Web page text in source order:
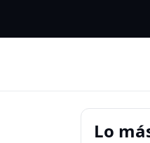
Lo